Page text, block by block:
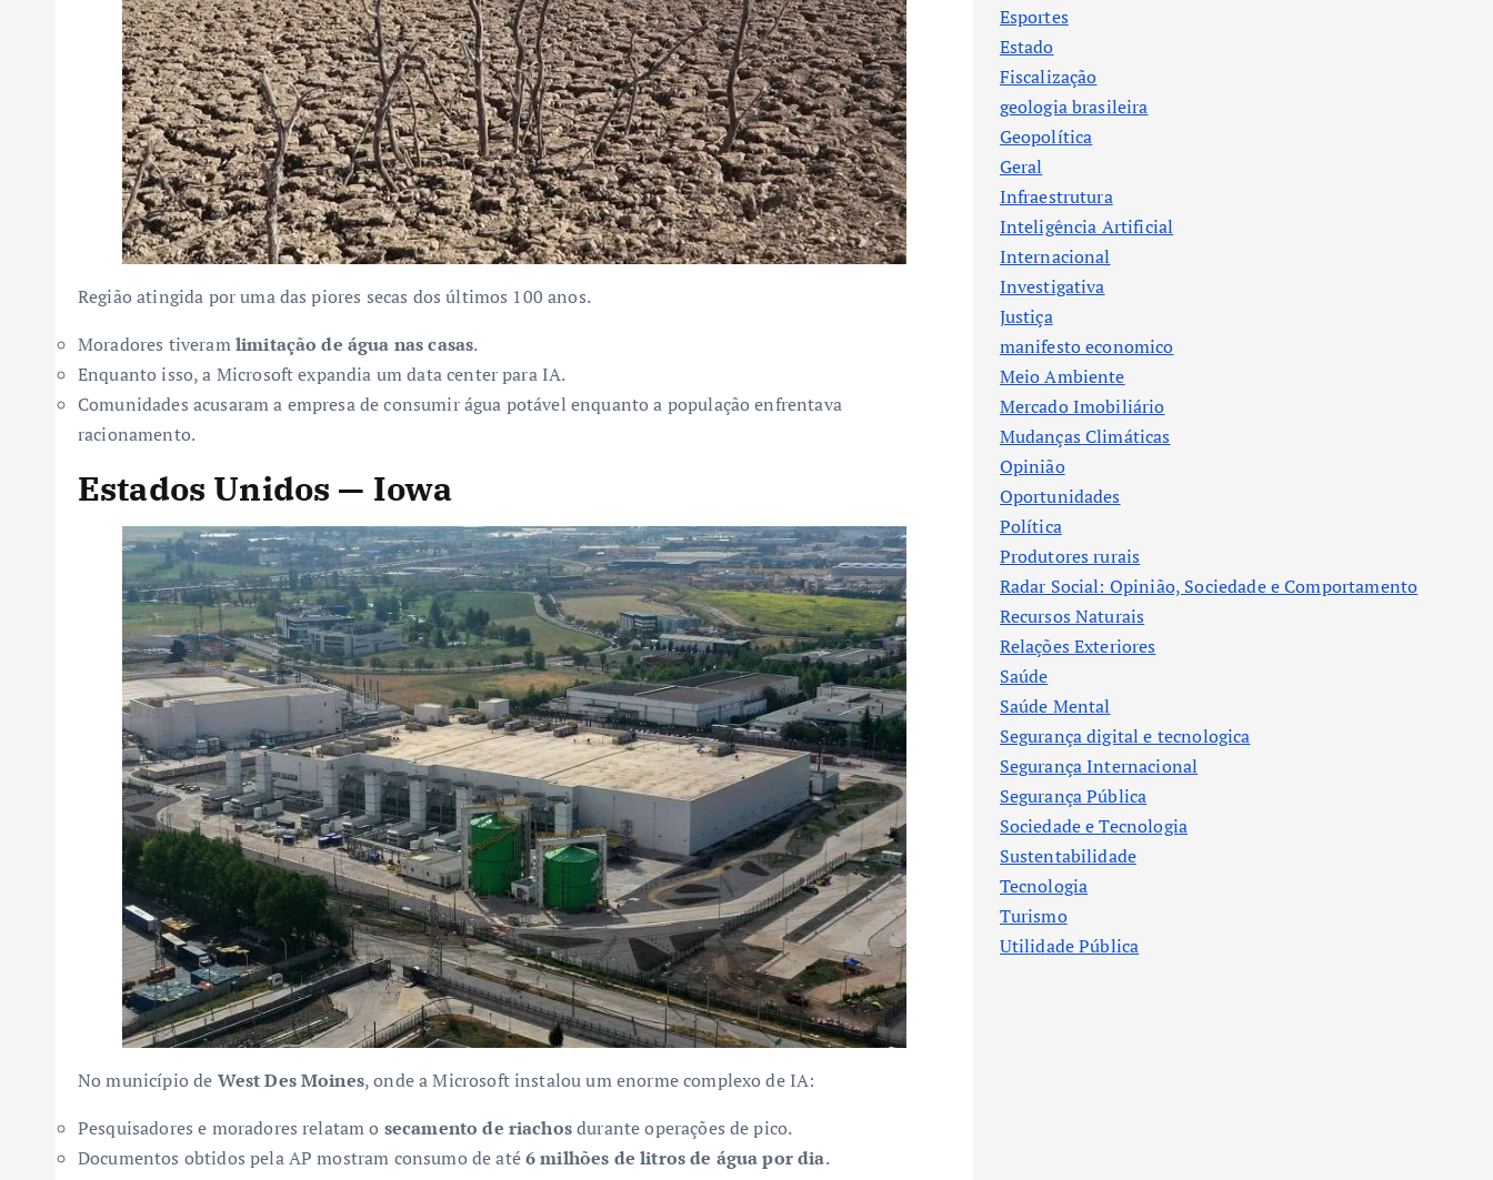
Região atingida por uma das piores secas dos últimos 100 anos.
Moradores tiveramlimitação de água nas casas.
Enquanto isso, a Microsoft expandia um data center para IA.
Comunidades acusaram a empresa de consumir água potável enquanto a população enfrentava
racionamento.
Estados Unidos — Iowa
No município de West Des Moines, onde a Microsoft instalou um enorme complexo de IA:
Pesquisadores e moradores relatam o secamento de riachosdurante operações de pico.
Documentos obtidos pela AP mostram consumo de até6 milhões de litros de água por dia.
Esportes
Estado
Fiscalização
geologia brasileira
Geopolítica
Geral
Infraestrutura
Inteligência Artificial
Internacional
Investigativa
Justiça
manifesto economico
Meio Ambiente
Mercado Imobiliário
Mudanças Climáticas
Opinião
Oportunidades
Política
Produtores rurais
Radar Social: Opinião, Sociedade e Comportamento
Recursos Naturais
Relações Exteriores
Saúde
Saúde Mental
Segurança digital e tecnologica
Segurança Internacional
Segurança Pública
Sociedade e Tecnologia
Sustentabilidade
Tecnologia
Turismo
Utilidade Pública